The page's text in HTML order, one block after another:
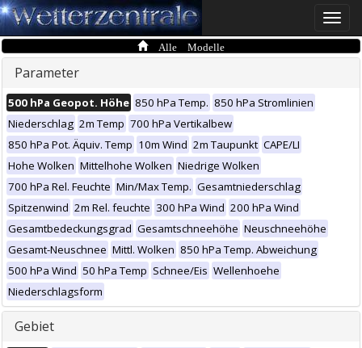
Toggle
Alle Modelle
Parameter
500 hPa Geopot. Höhe 850 hPa Temp. 850 hPa Stromlinien
Niederschlag 2m Temp 700 hPa Vertikalbew
850 hPa Pot. Äquiv. Temp 10m Wind 2m Taupunkt CAPE/LI
Hohe Wolken Mittelhohe Wolken Niedrige Wolken
700 hPa Rel. Feuchte Min/Max Temp. Gesamtniederschlag
Spitzenwind 2m Rel. feuchte 300 hPa Wind 200 hPa Wind
Gesamtbedeckungsgrad Gesamtschneehöhe Neuschneehöhe
Gesamt-Neuschnee Mittl. Wolken 850 hPa Temp. Abweichung
500 hPa Wind 50 hPa Temp Schnee/Eis Wellenhoehe
Niederschlagsform
Gebiet